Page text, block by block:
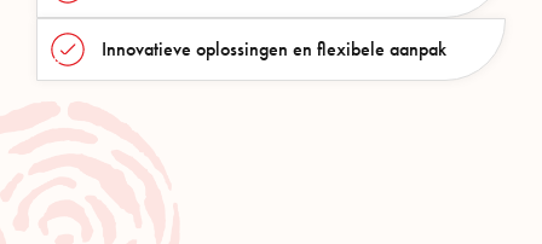
Innovatieve oplossingen en flexibele aanpak